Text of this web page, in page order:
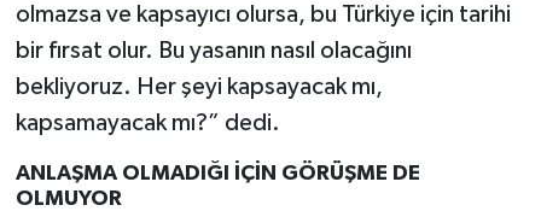
olmazsa ve kapsayıcı olursa, bu Türkiye için tarihi
bir fırsat olur. Bu yasanın nasıl olacağını
bekliyoruz. Her şeyi kapsayacak mı,
kapsamayacak mı?” dedi.
ANLAŞMA OLMADIĞI İÇİN GÖRÜŞME DE
OLMUYOR